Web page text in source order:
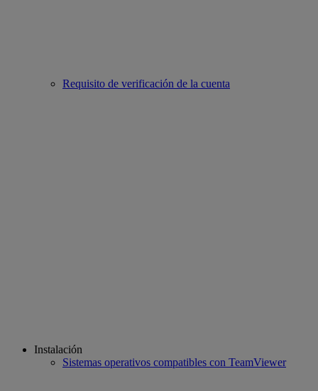
Requisito de verificación de la cuenta
Instalación
Sistemas operativos compatibles con TeamViewer